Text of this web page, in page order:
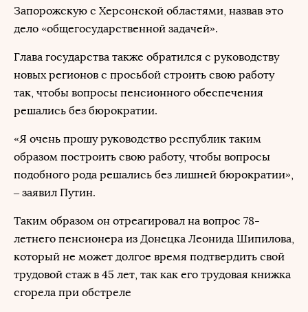
Запорожскую с Херсонской областями, назвав это
дело «общегосударственной задачей».
Глава государства также обратился с руководству
новых регионов с просьбой строить свою работу
так, чтобы вопросы пенсионного обеспечения
решались без бюрократии.
«Я очень прошу руководство республик таким
образом построить свою работу, чтобы вопросы
подобного рода решались без лишней бюрократии»,
– заявил Путин.
Таким образом он отреагировал на вопрос 78-
летнего пенсионера из Донецка Леонида Шипилова,
который не может долгое время подтвердить свой
трудовой стаж в 45 лет, так как его трудовая книжка
сгорела при обстреле